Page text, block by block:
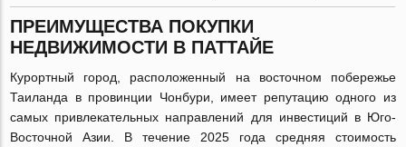
ПРЕИМУЩЕСТВА ПОКУПКИ
НЕДВИЖИМОСТИ В ПАТТАЙЕ
Курортный город, расположенный на восточном побережье
Таиланда в провинции Чонбури, имеет репутацию одного из
самых привлекательных направлений для инвестиций в Юго-
Восточной Азии. В течение 2025 года средняя стоимость